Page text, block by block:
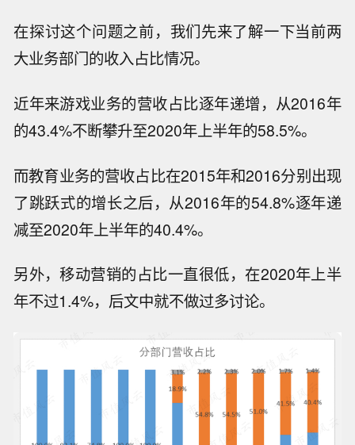
在探讨这个问题之前，我们先来了解一下当前两
大业务部门的收入占比情况。
近年来游戏业务的营收占比逐年递增，从2016年
的43.4%不断攀升至2020年上半年的58.5%。
而教育业务的营收占比在2015年和2016分别出现
了跳跃式的增长之后，从2016年的54.8%逐年递
减至2020年上半年的40.4%。
另外，移动营销的占比一直很低，在2020年上半
年不过1.4%，后文中就不做过多讨论。